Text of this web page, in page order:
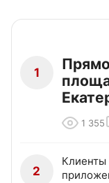
1
1 355
2
Клиенты